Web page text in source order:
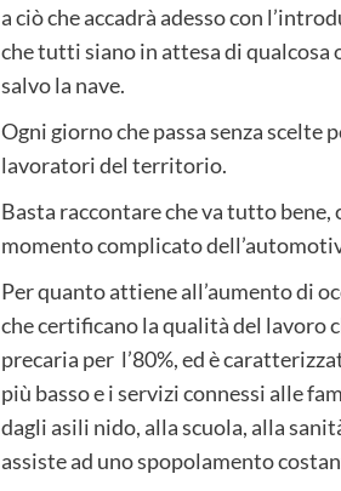
a ciò che accadrà adesso con
che tutti siano in attesa di qualcosa
salvo la nave.
Ogni giorno che passa senza scelte
lavoratori del territorio.
Basta raccontare che va tutto bene,
momento complicato
Per quanto attiene all’aumento di
che certificano la qualità del lavoro
precaria per l’80%, ed è
più basso e i servizi connessi alle
dagli asili nido, alla scuola, alla
assiste ad uno spopolamento